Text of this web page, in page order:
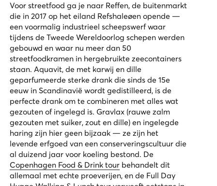
Voor streetfood ga je naar Reffen, de buitenmarkt
die in 2017 op het eiland Refshaleøen opende —
een voormalig industrieel scheepswerf waar
tijdens de Tweede Wereldoorlog schepen werden
gebouwd en waar nu meer dan 50
streetfoodkramen in hergebruikte zeecontainers
staan. Aquavit, de met karwij en dille
geparfumeerde sterke drank die sinds de 15e
eeuw in Scandinavië wordt gedistilleerd, is de
perfecte drank om te combineren met alles wat
gezouten of ingelegd is. Gravlax (rauwe zalm
gezouten met suiker, zout en dille) en ingelegde
haring zijn hier geen bijzaak — ze zijn het
levende erfgoed van een conserveringscultuur die
al duizend jaar voor koeling bestond. De
Copenhagen Food & Drink tour behandelt dit
allemaal met echte proeverijen, en de Full Day